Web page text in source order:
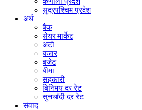
सुदूरपश्चिम प्रदेश
अर्थ
बैंक
सेयर मार्केट
अटाे
बजार
बजेट
बीमा
सहकारी
बिनिमय दर रेट
सुनचाँदी दर रेट
संवाद